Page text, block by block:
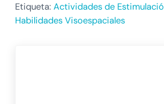
Etiqueta: Actividades de
Habilidades Visoespaciales